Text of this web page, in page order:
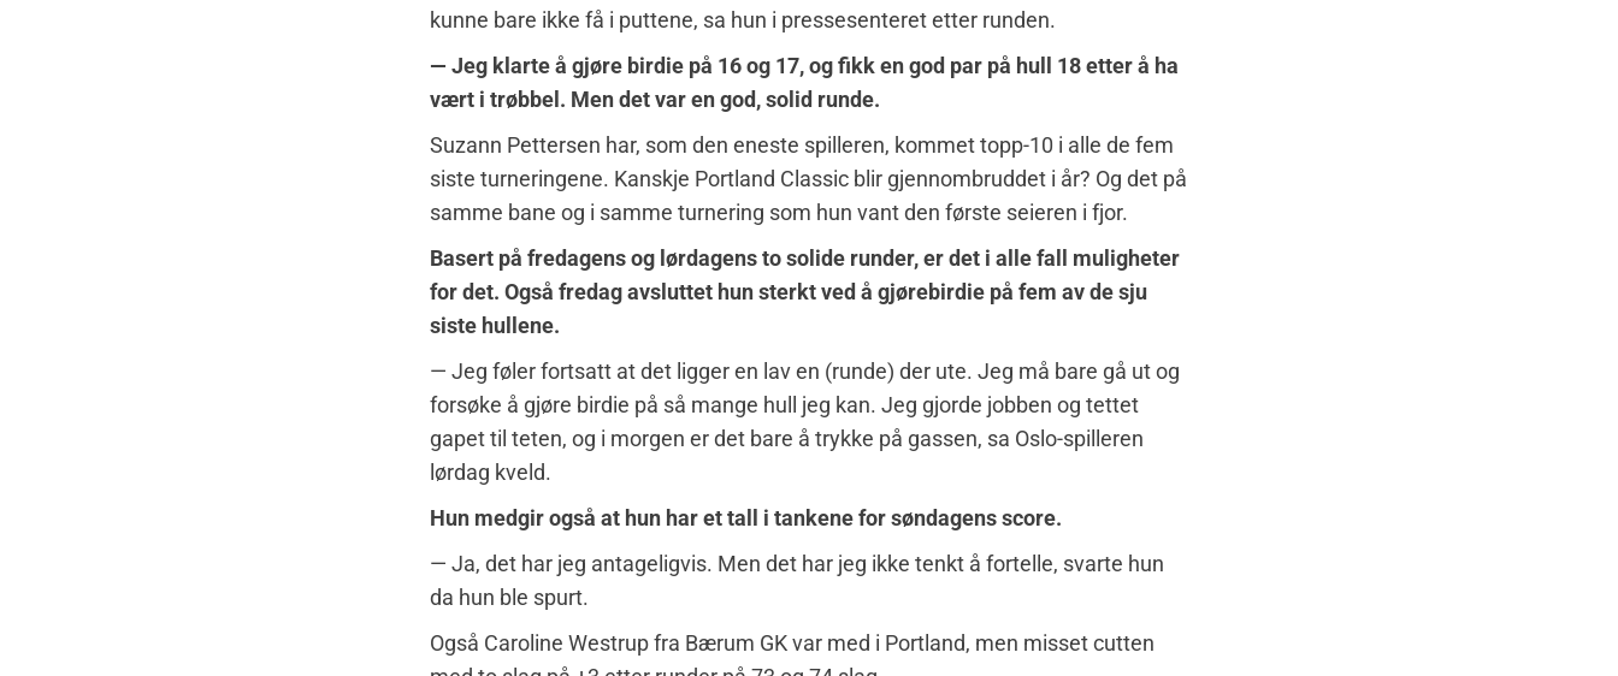
kunne bare ikke få i puttene, sa hun i pressesenteret etter runden.
— Jeg klarte å gjøre birdie på 16 og 17, og fikk en god par på hull 18 etter å ha
vært i trøbbel. Men det var en god, solid runde.
Suzann Pettersen har, som den eneste spilleren, kommet topp-10 i alle de fem
siste turneringene. Kanskje Portland Classic blir gjennombruddet i år? Og det på
samme bane og i samme turnering som hun vant den første seieren i fjor.
Basert på fredagens og lørdagens to solide runder, er det i alle fall muligheter
for det. Også fredag avsluttet hun sterkt ved å gjørebirdie på fem av de sju
siste hullene.
— Jeg føler fortsatt at det ligger en lav en (runde) der ute. Jeg må bare gå ut og
forsøke å gjøre birdie på så mange hull jeg kan. Jeg gjorde jobben og tettet
gapet til teten, og i morgen er det bare å trykke på gassen, sa Oslo-spilleren
lørdag kveld.
Hun medgir også at hun har et tall i tankene for søndagens score.
— Ja, det har jeg antageligvis. Men det har jeg ikke tenkt å fortelle, svarte hun
da hun ble spurt.
Også Caroline Westrup fra Bærum GK var med i Portland, men misset cutten